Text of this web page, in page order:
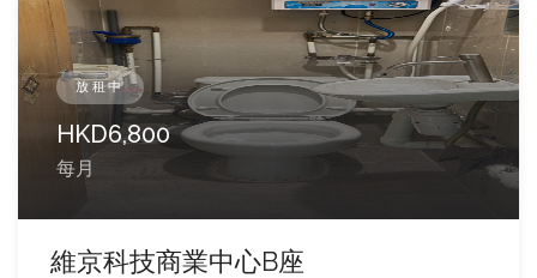
放租中
HKD6,800
每月
維京科技商業中心B座